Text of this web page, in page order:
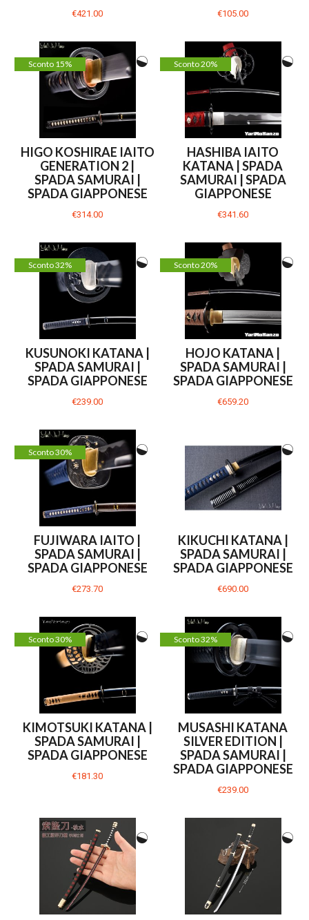
€421.00 €105.00
Sconto 15%
HIGO KOSHIRAE IAITO
GENERATION 2 |
SPADA SAMURAI |
SPADA GIAPPONESE
€314.00
Sconto 20%
HASHIBA IAITO
KATANA | SPADA
SAMURAI | SPADA
GIAPPONESE
€341.60
Sconto 32%
KUSUNOKI KATANA |
SPADA SAMURAI |
SPADA GIAPPONESE
€239.00
Sconto 20%
HOJO KATANA |
SPADA SAMURAI |
SPADA GIAPPONESE
€659.20
Sconto 30%
FUJIWARA IAITO |
SPADA SAMURAI |
SPADA GIAPPONESE
€273.70
KIKUCHI KATANA |
SPADA SAMURAI |
SPADA GIAPPONESE
€690.00
Sconto 30%
KIMOTSUKI KATANA |
SPADA SAMURAI |
SPADA GIAPPONESE
€181.30
Sconto 32%
MUSASHI KATANA
SILVER EDITION |
SPADA SAMURAI |
SPADA GIAPPONESE
€239.00